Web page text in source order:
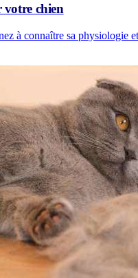
votre chien
à connaître sa physiologie